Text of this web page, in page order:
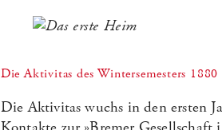
Die Aktivitas des Wintersemesters
Die Aktivitas wuchs in den ersten